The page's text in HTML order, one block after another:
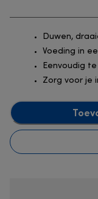
Duwen,
Voeding in
Eenvoudig
Zorg voor je